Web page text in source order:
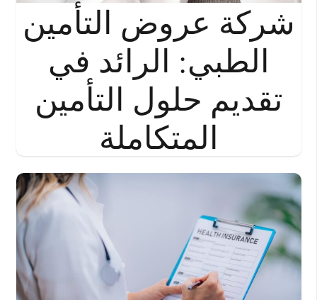
شركة عروض التأمين
الطبي: الرائد في
تقديم حلول التأمين
المتكاملة